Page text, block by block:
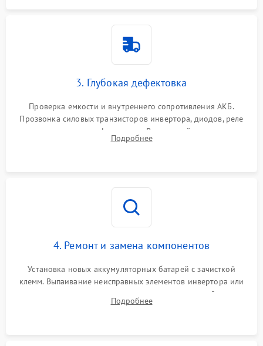
3. Глубокая дефектовка
Проверка емкости и внутреннего сопротивления АКБ.
Прозвонка силовых транзисторов инвертора, диодов, реле
переключения и трансформатора. Визуальный поиск вздутых
конденсаторов и прогаров на печатной плате.
Подробнее
4. Ремонт и замена компонентов
Установка новых аккумуляторных батарей с зачисткой
клемм. Выпаивание неисправных элементов инвертора или
цепи зарядки и монтаж новых радиодеталей.
Восстановление поврежденных токоведущих дорожек и
Подробнее